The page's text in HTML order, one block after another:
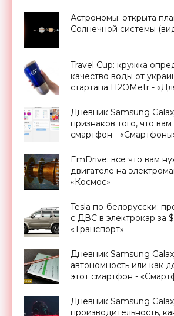
Астрономы: открыта
Солнечной системы
Travel Cup: кружка
качество воды от
стартапа H2OMetr -
Дневник Samsung
признаков того, что
смартфон -
EmDrive: все что вам
двигателе на
«Космос»
Tesla по-белорусски:
с ДВС в электрокар за
«Транспорт»
Дневник Samsung
автономность или как
этот смартфон -
Дневник Samsung
производительность,